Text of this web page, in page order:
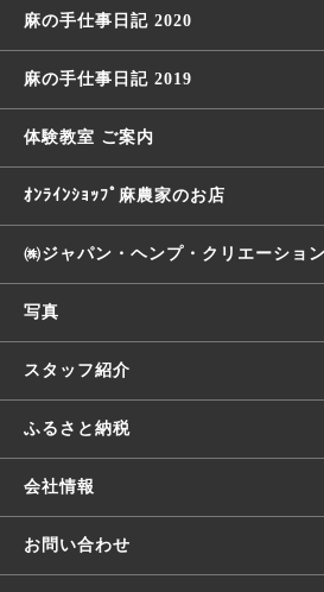
麻の手仕事日記 2020
麻の手仕事日記 2019
体験教室 ご案内
ｵﾝﾗｲﾝｼｮｯﾌﾟ麻農家のお店
㈱ジャパン・ヘンプ・クリエーション
写真
スタッフ紹介
ふるさと納税
会社情報
お問い合わせ